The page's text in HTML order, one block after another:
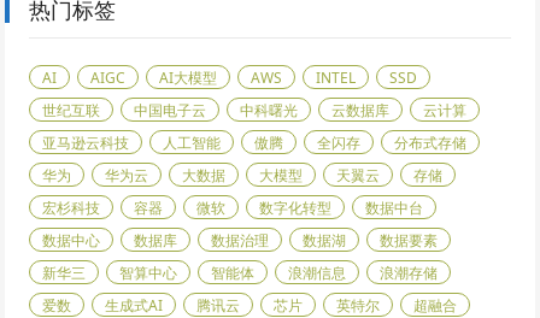
热门标签
AI AIGC AI大模型 AWS INTEL
SSD
世纪互联
中国电子云 中科曙光 云数据库
云计算
亚马逊云科技
人工智能 傲腾 全闪存
分布式存储
华为
华为云 大数据 大模型 天翼云
存储
宏杉科技
容器 微软 数字化转型
数据中台
数据中心
数据库 数据治理 数据湖
数据要素
新华三
智算中心 智能体 浪潮信息
浪潮存储
爱数
生成式AI 腾讯云 芯片 英特尔 超融合